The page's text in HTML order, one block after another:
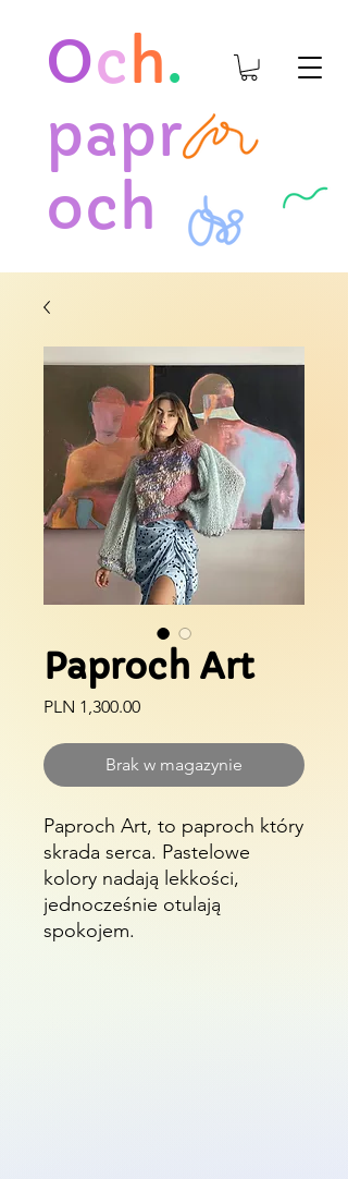
Och.
papr
och
Paproch Art
PLN 1,300.00Cena
Brak w magazynie
Paproch Art, to paproch który
skrada serca. Pastelowe
kolory nadają lekkości,
jednocześnie otulają
spokojem.